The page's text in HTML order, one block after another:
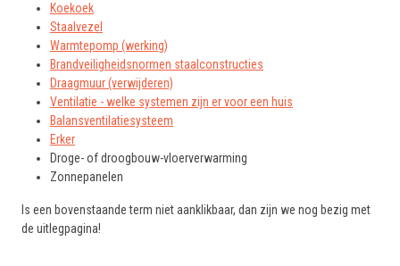
Koekoek
Staalvezel
Warmtepomp (werking)
Brandveiligheidsnormen staalconstructies
Draagmuur (verwijderen)
Ventilatie - welke systemen zijn er voor een huis
Balansventilatiesysteem
Erker
Droge- of droogbouw-vloerverwarming
Zonnepanelen
Is een bovenstaande term niet aanklikbaar, dan zijn we nog bezig met
de uitlegpagina!